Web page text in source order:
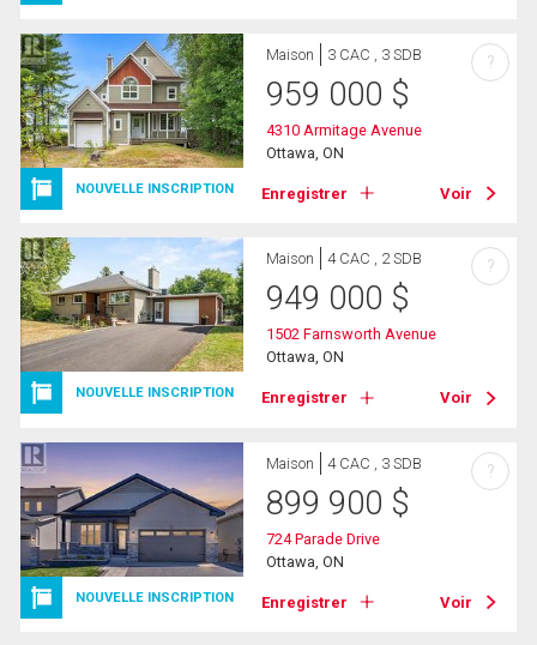
NOUVELLE INSCRIPTION
Maison 3 CAC , 3 SDB
959 000 $
4310 Armitage Avenue
Ottawa, ON
Enregistrer Voir
?
NOUVELLE INSCRIPTION
Maison 4 CAC , 2 SDB
949 000 $
1502 Farnsworth Avenue
Ottawa, ON
Enregistrer Voir
?
NOUVELLE INSCRIPTION
Maison 4 CAC , 3 SDB
899 900 $
724 Parade Drive
Ottawa, ON
Enregistrer Voir
?